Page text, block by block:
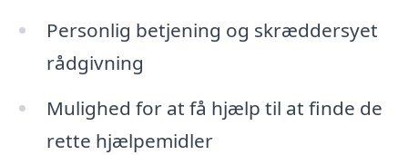
Personlig betjening og skræddersyet
rådgivning
Mulighed for at få hjælp til at finde de
rette hjælpemidler